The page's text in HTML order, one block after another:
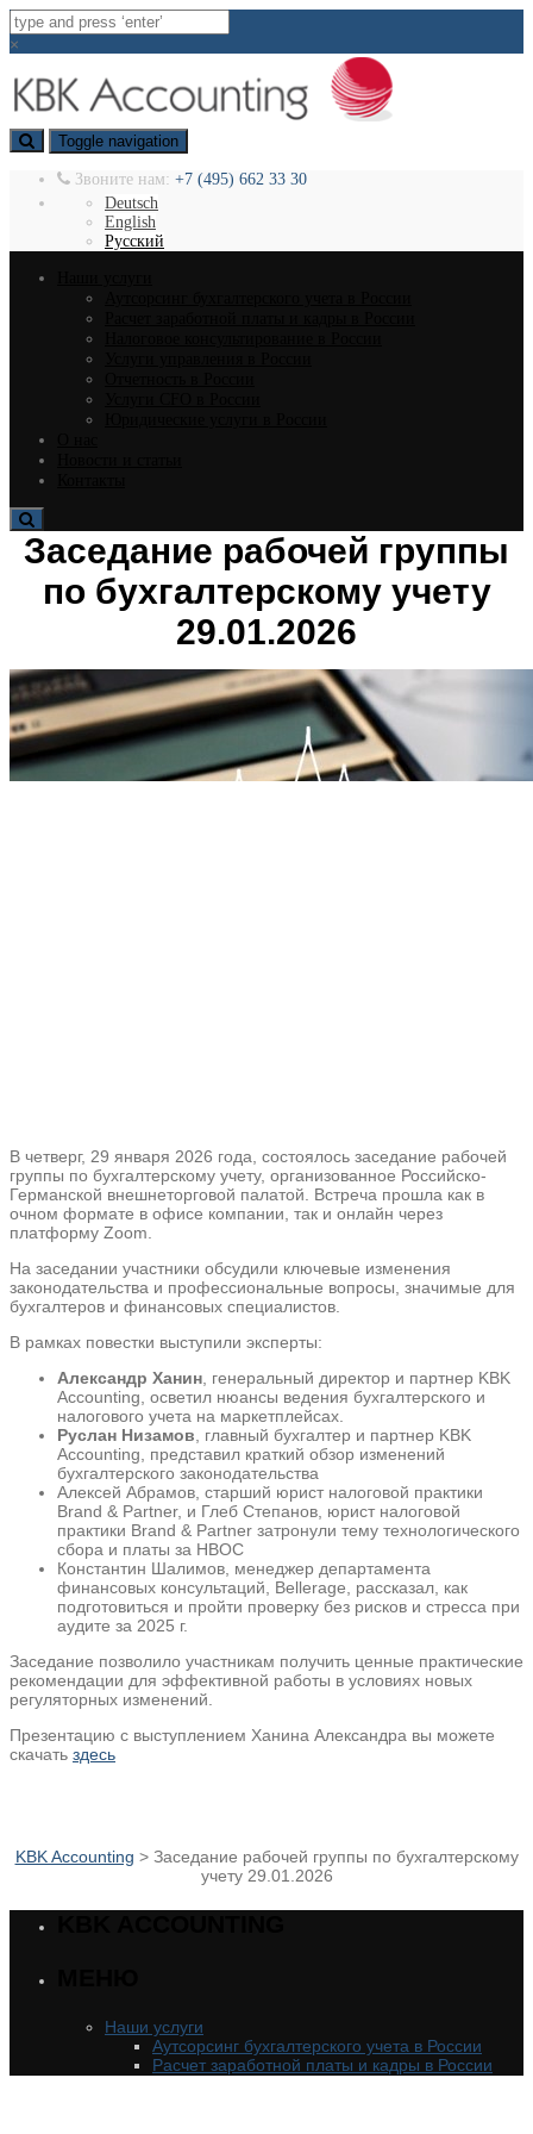
×
Toggle navigation
Звоните нам: +7 (495) 662 33 30
Deutsch
English
Русский
Заседание рабочей группы
по бухгалтерскому учету
29.01.2026
В четверг, 29 января 2026 года, состоялось заседание рабочей
группы по бухгалтерскому учету, организованное Российско-
Германской внешнеторговой палатой. Встреча прошла как в
очном формате в офисе компании, так и онлайн через
платформу Zoom.
На заседании участники обсудили ключевые изменения
законодательства и профессиональные вопросы, значимые для
бухгалтеров и финансовых специалистов.
В рамках повестки выступили эксперты:
Александр Ханин , генеральный директор и партнер KBK
Accounting, осветил нюансы ведения бухгалтерского и
налогового учета на маркетплейсах.
Руслан Низамов , главный бухгалтер и партнер KBK
Accounting, представил краткий обзор изменений
бухгалтерского законодательства
Алексей Абрамов, старший юрист налоговой практики
Brand & Partner, и Глеб Степанов, юрист налоговой
практики Brand & Partner затронули тему технологического
сбора и платы за НВОС
Константин Шалимов, менеджер департамента
финансовых консультаций, Bellerage, рассказал, как
подготовиться и пройти проверку без рисков и стресса при
аудите за 2025 г.
Заседание позволило участникам получить ценные практические
рекомендации для эффективной работы в условиях новых
регуляторных изменений.
Презентацию с выступлением Ханина Александра вы можете
скачать здесь
KBK Accounting > Заседание рабочей группы по бухгалтерскому
учету 29.01.2026
Наши услуги
Аутсорсинг бухгалтерского учета в России
Расчет заработной платы и кадры в России